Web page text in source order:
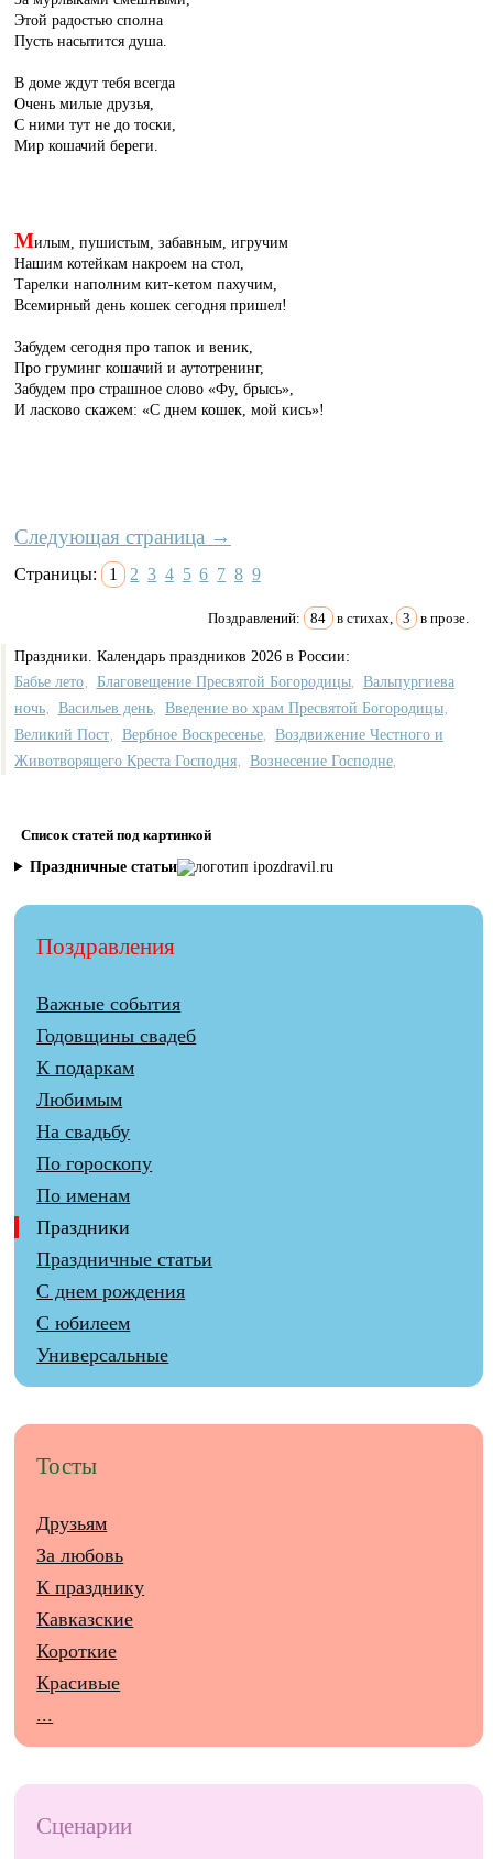
Этой радостью сполна
Пусть насытится душа.
В доме ждут тебя всегда
Очень милые друзья,
С ними тут не до тоски,
Мир кошачий береги.
Милым, пушистым, забавным, игручим
Нашим котейкам накроем на стол,
Тарелки наполним кит-кетом пахучим,
Всемирный день кошек сегодня пришел!
Забудем сегодня про тапок и веник,
Про груминг кошачий и аутотренинг,
Забудем про страшное слово «Фу, брысь»,
И ласково скажем: «С днем кошек, мой кись»!
Следующая страница →
Страницы: 1 2 3 4 5 6 7 8 9
Поздравлений: 84 в стихах, 3 в прозе.
Праздники. Календарь праздников 2026 в России:
Бабье лето
Благовещение Пресвятой Богородицы
Вальпургиева
ночь
Васильев день Введение во храм Пресвятой Богородицы
Великий Пост Вербное Воскресенье
Воздвижение Честного и
Животворящего Креста Господня
Вознесение Господне
Список статей под картинкой
Праздничные статьи
Поздравления
Важные события
Годовщины свадеб
К подаркам
Любимым
На свадьбу
По гороскопу
По именам
Праздники
Праздничные статьи
С днем рождения
С юбилеем
Универсальные
Тосты
Друзьям
За любовь
К празднику
Кавказские
Короткие
Красивые
...
Сценарии